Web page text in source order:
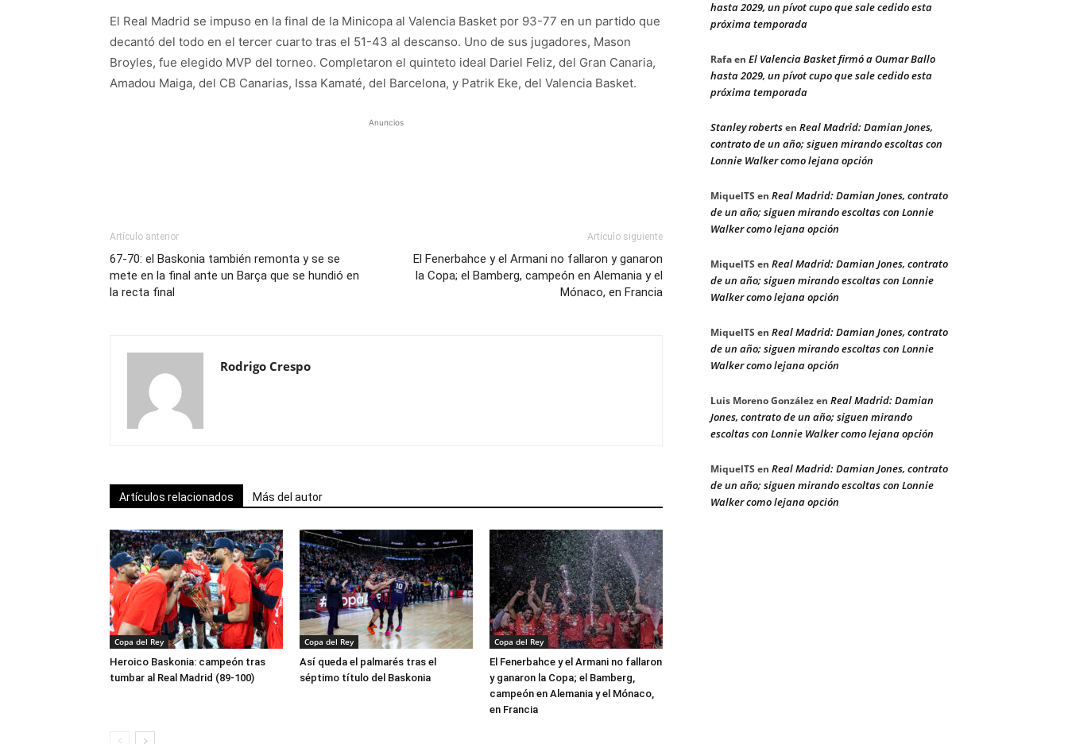
El Real Madrid se impuso en la final de la Minicopa al Valencia Basket por 93-77 en un partido que
decantó del todo en el tercer cuarto tras el 51-43 al descanso. Uno de sus jugadores, Mason
Broyles, fue elegido MVP del torneo. Completaron el quinteto ideal Dariel Feliz, del Gran Canaria,
Amadou Maiga, del CB Canarias, Issa Kamaté, del Barcelona, y Patrik Eke, del Valencia Basket.
Anuncios
Artículo anterior
67-70: el Baskonia también remonta y se se
mete en la final ante un Barça que se hundió en
la recta final
Artículo siguiente
El Fenerbahce y el Armani no fallaron y ganaron
la Copa; el Bamberg, campeón en Alemania y el
Mónaco, en Francia
Rodrigo Crespo
Artículos relacionados Más del autor
Copa del Rey
Heroico Baskonia: campeón tras
tumbar al Real Madrid (89-100)
Copa del Rey
Así queda el palmarés tras el
séptimo título del Baskonia
Copa del Rey
El Fenerbahce y el Armani no fallaron
y ganaron la Copa; el Bamberg,
campeón en Alemania y el Mónaco,
en Francia
hasta 2029, un pívot cupo que sale cedido esta
próxima temporada
Rafaen El Valencia Basket firmó a Oumar Ballo
hasta 2029, un pívot cupo que sale cedido esta
próxima temporada
Stanley robertsen Real Madrid: Damian Jones,
contrato de un año; siguen mirando escoltas con
Lonnie Walker como lejana opción
MiquelTS en Real Madrid: Damian Jones, contrato
de un año; siguen mirando escoltas con Lonnie
Walker como lejana opción
MiquelTS en Real Madrid: Damian Jones, contrato
de un año; siguen mirando escoltas con Lonnie
Walker como lejana opción
MiquelTS en Real Madrid: Damian Jones, contrato
de un año; siguen mirando escoltas con Lonnie
Walker como lejana opción
Luis Moreno Gonzálezen Real Madrid: Damian
Jones, contrato de un año; siguen mirando
escoltas con Lonnie Walker como lejana opción
MiquelTS en Real Madrid: Damian Jones, contrato
de un año; siguen mirando escoltas con Lonnie
Walker como lejana opción